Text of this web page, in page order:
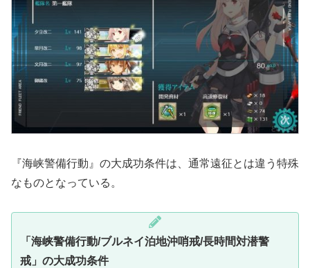
『海峡警備行動』の大成功条件は、通常遠征とは違う特殊
なものとなっている。
「海峡警備行動/ブルネイ泊地沖哨戒/長時間対潜警
戒」の大成功条件